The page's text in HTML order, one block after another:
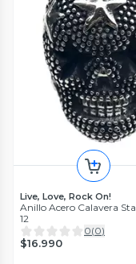
Live, Love, Rock On!
Anillo Acero Calavera
12
0(0)
$16.990